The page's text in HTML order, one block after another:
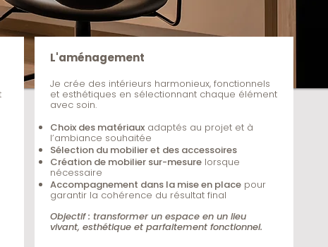
L'aménagement
Je crée des intérieurs harmonieux, fonctionnels
et esthétiques en sélectionnant chaque élément
avec soin.
Choix des matériaux adaptés au projet et à
l’ambiance souhaitée
Sélection du mobilier et des accessoires
Création de mobilier sur-mesure lorsque
nécessaire
Accompagnement dans la mise en place pour
garantir la cohérence du résultat final
Objectif : transformer un espace en un lieu
vivant, esthétique et parfaitement fonctionnel.